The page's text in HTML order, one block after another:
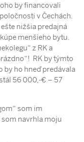
by financovali
v Čechách.
nižšia predajná
menšieho bytu.
z RK a
RK by týmto
by ho hneď predávala
56 000,-€ – 57
som im
navrhla moju